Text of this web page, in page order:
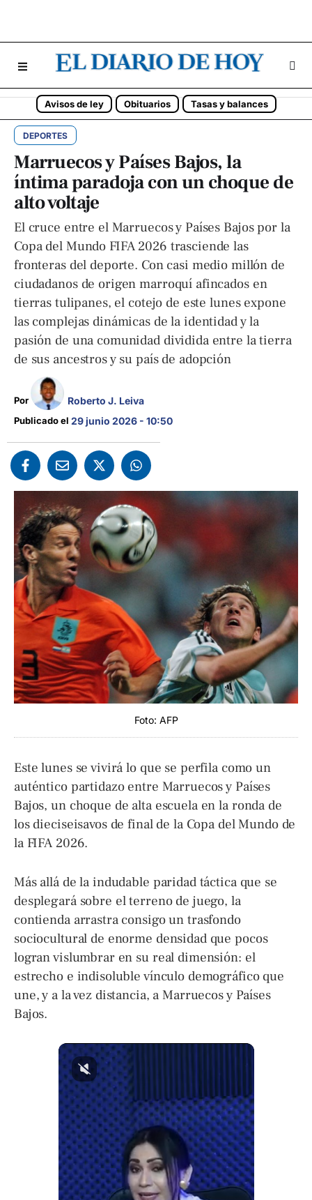
Avisos de ley Obituarios Tasas y balances
DEPORTES
Marruecos y Países Bajos, la
íntima paradoja con un choque de
alto voltaje
El cruce entre el Marruecos y Países Bajos por la
Copa del Mundo FIFA 2026 trasciende las
fronteras del deporte. Con casi medio millón de
ciudadanos de origen marroquí afincados en
tierras tulipanes, el cotejo de este lunes expone
las complejas dinámicas de la identidad y la
pasión de una comunidad dividida entre la tierra
de sus ancestros y su país de adopción
Por Roberto J. Leiva
Publicado el 29 junio 2026 - 10:50
Foto: AFP
Este lunes se vivirá lo que se perfila como un
auténtico partidazo entre Marruecos y Países
Bajos, un choque de alta escuela en la ronda de
los dieciseisavos de final de la Copa del Mundo de
la FIFA 2026.
Más allá de la indudable paridad táctica que se
desplegará sobre el terreno de juego, la
contienda arrastra consigo un trasfondo
sociocultural de enorme densidad que pocos
logran vislumbrar en su real dimensión: el
estrecho e indisoluble vínculo demográfico que
une, y a la vez distancia, a Marruecos y Países
Bajos.